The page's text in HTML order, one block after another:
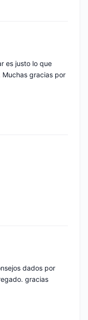
es justo lo que
gracias por
dados por
gracias